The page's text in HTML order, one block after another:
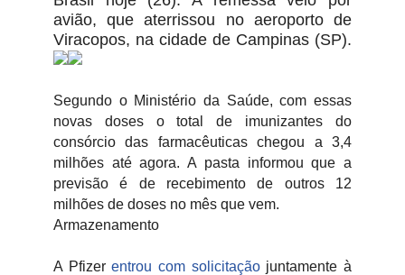
avião, que aterrissou no aeroporto de
Viracopos, na cidade de Campinas (SP).
Segundo o Ministério da Saúde, com essas
novas doses o total de imunizantes do
consórcio das farmacêuticas chegou a 3,4
milhões até agora. A pasta informou que a
previsão é de recebimento de outros 12
milhões de doses no mês que vem.
Armazenamento
A Pfizerentrou com solicitaçãojuntamente à